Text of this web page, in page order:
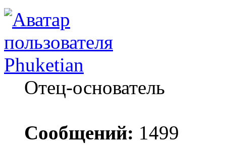
Phuketian
Отец-основатель
Сообщений: 1499